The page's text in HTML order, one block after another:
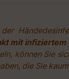
mit
können Sie
die Sie